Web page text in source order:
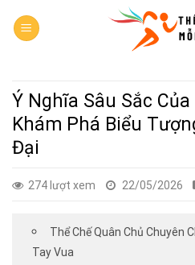
Ý Nghĩa Sâu Sắc
Khám Phá Biểu
Đại
274 lượt xem 22/05/2026
Thể Chế Quân Chủ Chuyên
Tay Vua